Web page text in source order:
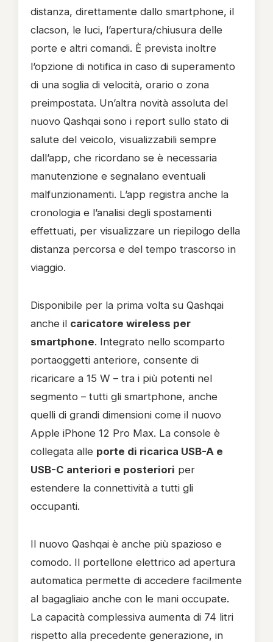
distanza, direttamente dallo smartphone, il
clacson, le luci, l’apertura/chiusura delle
porte e altri comandi. È prevista inoltre
l’opzione di notifica in caso di superamento
di una soglia di velocità, orario o zona
preimpostata. Un’altra novità assoluta del
nuovo Qashqai sono i report sullo stato di
salute del veicolo, visualizzabili sempre
dall’app, che ricordano se è necessaria
manutenzione e segnalano eventuali
malfunzionamenti. L’app registra anche la
cronologia e l’analisi degli spostamenti
effettuati, per visualizzare un riepilogo della
distanza percorsa e del tempo trascorso in
viaggio.
Disponibile per la prima volta su Qashqai
anche il caricatore wireless per
smartphone. Integrato nello scomparto
portaoggetti anteriore, consente di
ricaricare a 15 W – tra i più potenti nel
segmento – tutti gli smartphone, anche
quelli di grandi dimensioni come il nuovo
Apple iPhone 12 Pro Max. La console è
collegata alle porte di ricarica USB-A e
USB-C anteriori e posteriori per
estendere la connettività a tutti gli
occupanti.
Il nuovo Qashqai è anche più spazioso e
comodo. Il portellone elettrico ad apertura
automatica permette di accedere facilmente
al bagagliaio anche con le mani occupate.
La capacità complessiva aumenta di 74 litri
rispetto alla precedente generazione, in